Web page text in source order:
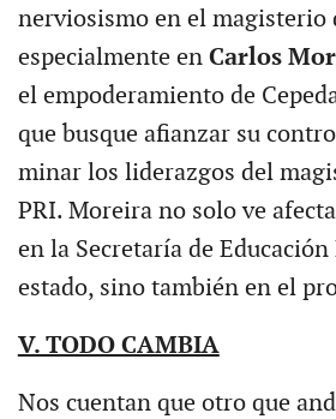
nerviosismo en el magisterio
especialmente en Carlos
el empoderamiento de
que busque afianzar su
minar los liderazgos del
PRI. Moreira no solo ve
en la Secretaría de
estado, sino también en el
V. TODO CAMBIA
Nos cuentan que otro que